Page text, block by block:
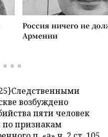
Россия ничего не
Армении
возбуждено
пяти человек
по признакам